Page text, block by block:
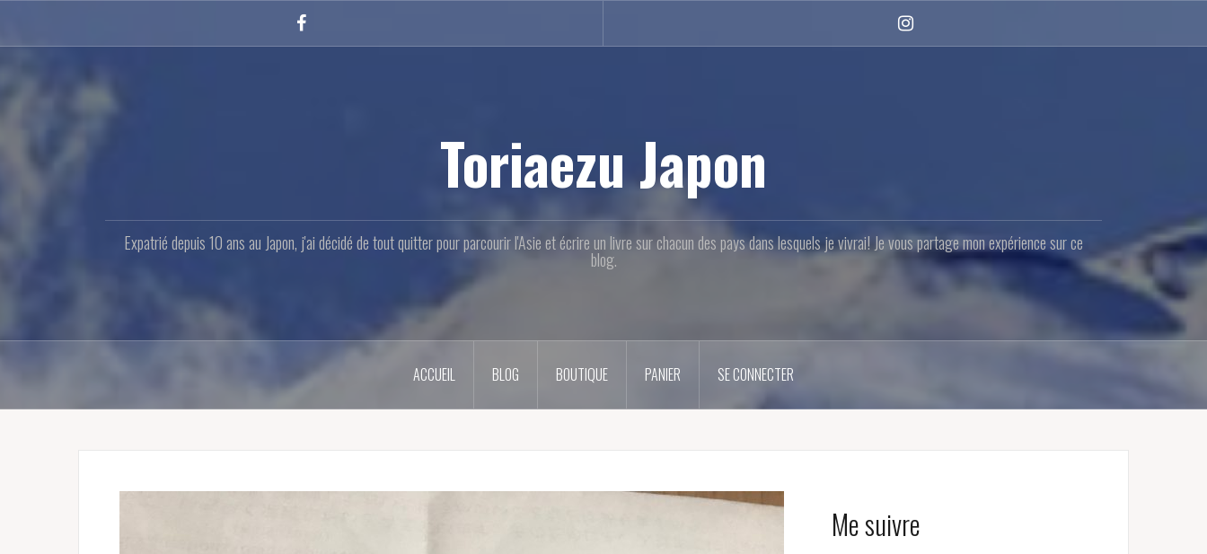
Toriaezu Japon
Expatrié depuis 10 ans au Japon, j'ai décidé de tout quitter pour parcourir l'Asie et écrire un livre sur chacun des pays dans lesquels je vivrai! Je vous partage mon expérience sur ce
blog.
ACCUEIL BLOG BOUTIQUE PANIER SE CONNECTER
Me suivre